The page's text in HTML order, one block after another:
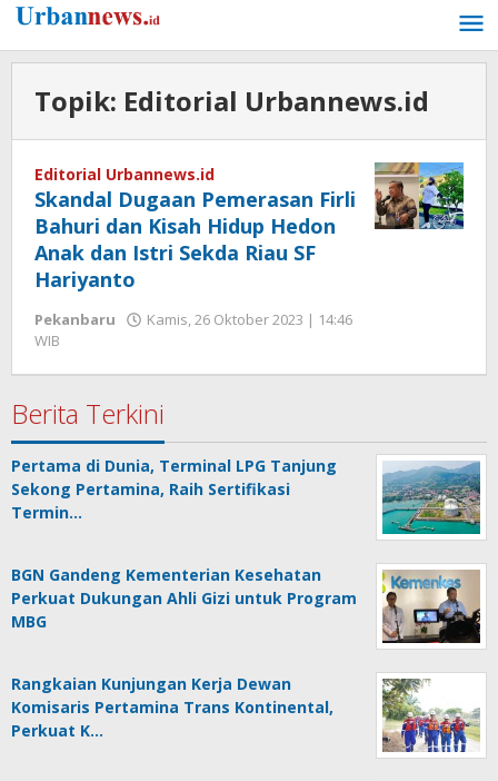
Lewati
konten
Topik: Editorial Urbannews.id
Editorial Urbannews.id
Skandal Dugaan Pemerasan Firli
Bahuri dan Kisah Hidup Hedon
Anak dan Istri Sekda Riau SF
Hariyanto
Pekanbaru
Kamis, 26 Oktober 2023 | 14:46
WIB
Seprihadi
Berita Terkini
Pertama di Dunia, Terminal LPG Tanjung
Sekong Pertamina, Raih Sertifikasi
Termin…
BGN Gandeng Kementerian Kesehatan
Perkuat Dukungan Ahli Gizi untuk Program
MBG
Rangkaian Kunjungan Kerja Dewan
Komisaris Pertamina Trans Kontinental,
Perkuat K…